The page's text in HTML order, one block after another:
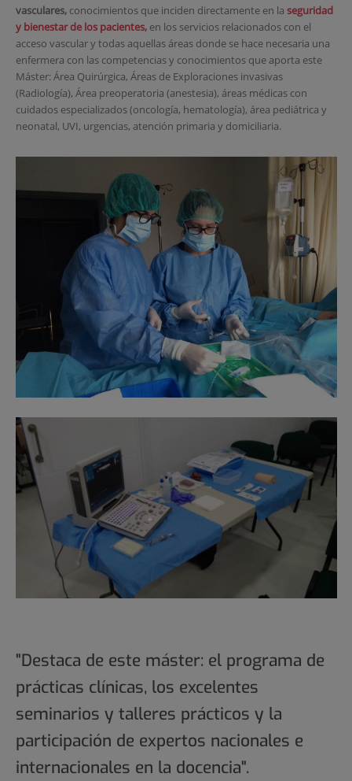
vasculares,conocimientos que inciden directamente en la seguridad
y bienestar de los pacientes,en los servicios relacionados con el
acceso vascular y todas aquellas áreas donde se hace necesaria una
enfermera con las competencias y conocimientos que aporta este
Máster: Área Quirúrgica, Áreas de Exploraciones invasivas
(Radiología), Área preoperatoria (anestesia), áreas médicas con
cuidados especializados (oncología, hematología), área pediátrica y
neonatal, UVI, urgencias, atención primaria y domiciliaria.
"Destaca de este máster: el programa de
prácticas clínicas, los excelentes
seminarios y talleres prácticos y la
participación de expertos nacionales e
internacionales en la docencia".